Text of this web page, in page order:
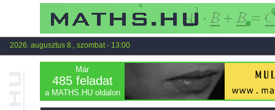
2026. augusztus 8., szombat - 13:00
Már
485 feladat
a MATHS.HU oldalon